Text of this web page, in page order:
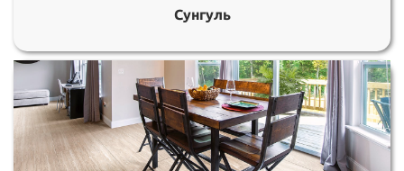
Сунгуль